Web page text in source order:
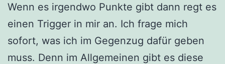
Wenn es irgendwo Punkte gibt dann regt es
einen Trigger in mir an. Ich frage mich
sofort, was ich im Gegenzug dafür geben
muss. Denn im Allgemeinen gibt es diese